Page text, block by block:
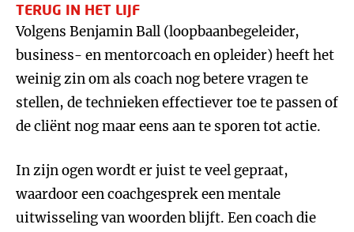
TERUG IN HET LIJF
Volgens Benjamin Ball (loopbaanbegeleider,
business- en mentorcoach en opleider) heeft het
weinig zin om als coach nog betere vragen te
stellen, de technieken effectiever toe te passen of
de cliënt nog maar eens aan te sporen tot actie.
In zijn ogen wordt er juist te veel gepraat,
waardoor een coachgesprek een mentale
uitwisseling van woorden blijft. Een coach die